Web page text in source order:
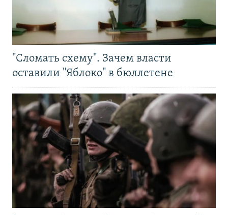
"Сломать схему". Зачем власти
оставили "Яблоко" в бюллетене